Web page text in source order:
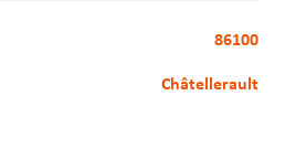
86100
Châtellerault